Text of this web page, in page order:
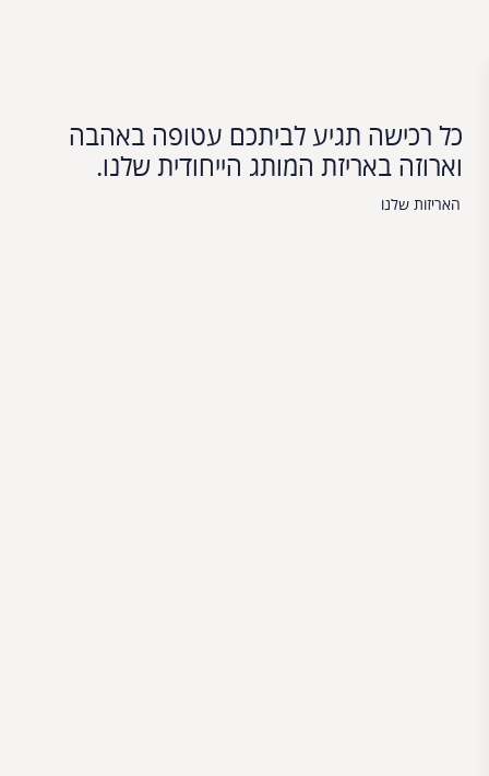
כל רכישה תגיע לביתכם עטופה באהבה
וארוזה באריזת המותג הייחודית שלנו.
האריזות שלנו